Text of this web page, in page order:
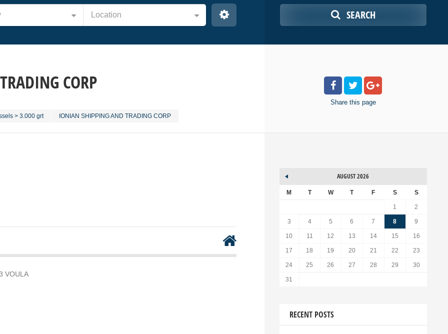
Location SEARCH
CORP
> 3.000 grt IONIAN SHIPPING AND TRADING CORP
Share this page
VOULA
AUGUST 2026
M T W T F S S
1 2
3 4 5 6 7 8 9
10 11 12 13 14 15 16
17 18 19 20 21 22 23
24 25 26 27 28 29 30
31
RECENT POSTS